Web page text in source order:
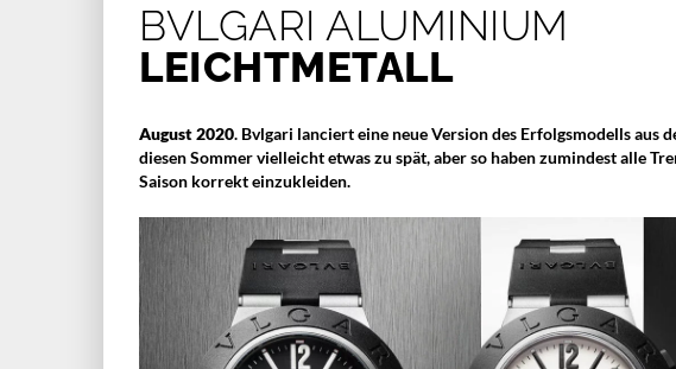
BVLGARI ALUMINIUM
LEICHTMETALL
August 2020. Bvlgari lanciert eine neue Version des Erfolgsmodells aus
diesen Sommer vielleicht etwas zu spät, aber so haben zumindest alle
Saison korrekt einzukleiden.